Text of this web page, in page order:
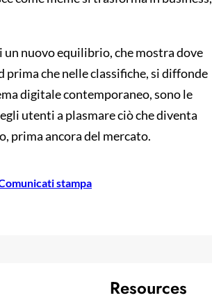
un nuovo equilibrio, che mostra dove
prima che nelle classifiche, si diffonde
digitale contemporaneo, sono le
utenti a plasmare ciò che diventa
prima ancora del mercato.
stampa
Resources